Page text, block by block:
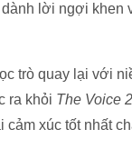
lời ngợi khen
trò quay lại với
ra khỏi The Voice
cảm xúc tốt nhất